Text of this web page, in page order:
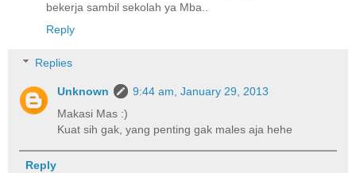
bekerja sambil sekolah ya Mba..
Reply
Replies
Unknown
9:44 am, January 29, 2013
Makasi Mas :)
Kuat sih gak, yang penting gak males aja hehe
Reply